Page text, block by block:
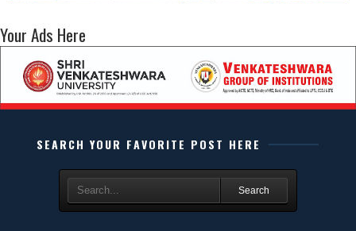
Your Ads Here
SEARCH YOUR FAVORITE POST HERE
Search